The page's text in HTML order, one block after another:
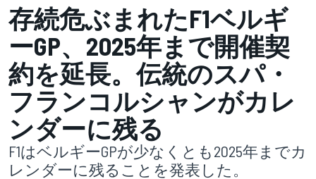
存続危ぶまれたF1ベルギ
ーGP、2025年まで開催契
約を延長。伝統のスパ・
フランコルシャンがカレ
ンダーに残る
F1はベルギーGPが少なくとも2025年までカ
レンダーに残ることを発表した。